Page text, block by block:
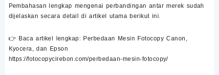
Pembahasan lengkap mengenai perbandingan antar merek sudah
dijelaskan secara detail di artikel utama berikut ini.
👉 Baca artikel lengkap: Perbedaan Mesin Fotocopy Canon,
Kyocera, dan Epson
https://fotocopycirebon.com/perbedaan-mesin-fotocopy/